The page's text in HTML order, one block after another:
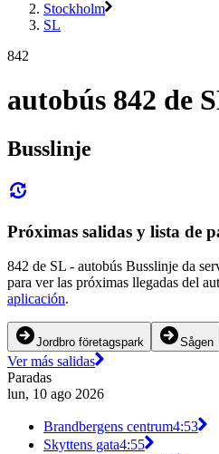
Stockholm
SL
842
autobús 842 de
Busslinje
Próximas salidas y lista de
842 de SL - autobús Busslinje da
para ver las próximas llegadas del
aplicación.
Jordbro företagspark Sågen
Ver más salidas
Paradas
lun, 10 ago 2026
Brandbergens centrum4:53
Skyttens gata4:55